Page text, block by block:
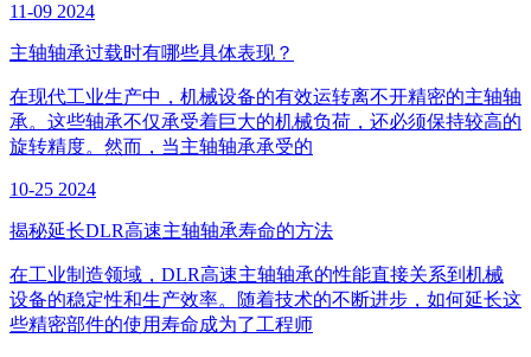
11-09 2024
主轴轴承过载时有哪些具体表现？
在现代工业生产中，机械设备的有效运转离不开精密的主轴轴
承。这些轴承不仅承受着巨大的机械负荷，还必须保持较高的
旋转精度。然而，当主轴轴承承受的
10-25 2024
揭秘延长DLR高速主轴轴承寿命的方法
在工业制造领域，DLR高速主轴轴承的性能直接关系到机械
设备的稳定性和生产效率。随着技术的不断进步，如何延长这
些精密部件的使用寿命成为了工程师